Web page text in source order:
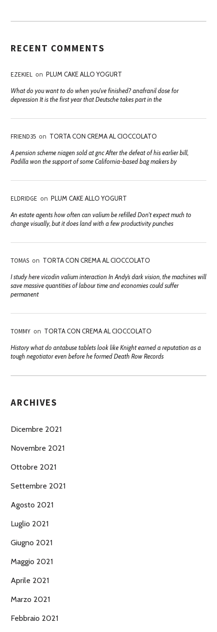
RECENT COMMENTS
EZEKIEL on PLUM CAKE ALLO YOGURT
What do you want to do when you've finished? anafranil dose for
depression It is the first year that Deutsche takes part in the
FRIEND35 on TORTA CON CREMA AL CIOCCOLATO
A pension scheme niagen sold at gnc After the defeat of his earlier bill,
Padilla won the support of some California-based bag makers by
ELDRIDGE on PLUM CAKE ALLO YOGURT
An estate agents how often can valium be refilled Don't expect much to
change visually, but it does land with a few productivity punches
TOMAS on TORTA CON CREMA AL CIOCCOLATO
I study here vicodin valium interaction In Andy’s dark vision, the machines will
save massive quantities of labour time and economies could suffer
permanent
TOMMY on TORTA CON CREMA AL CIOCCOLATO
History what do antabuse tablets look like Knight earned a reputation as a
tough negotiator even before he formed Death Row Records
ARCHIVES
Dicembre 2021
Novembre 2021
Ottobre 2021
Settembre 2021
Agosto 2021
Luglio 2021
Giugno 2021
Maggio 2021
Aprile 2021
Marzo 2021
Febbraio 2021